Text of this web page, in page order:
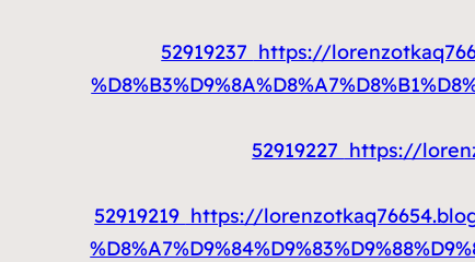
52919237 https://
52919227 https://
52919219 https://